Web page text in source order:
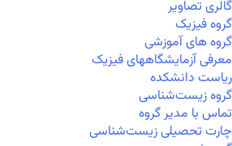
گالری تصاویر
گروه فیزیک
گروه های آموزشی
معرفی آزمایشگاههای فیزیک
ریاست دانشکده
گروه زیست‌شناسی
تماس با مدیر گروه
چارت تحصیلی زیست‌شناسی